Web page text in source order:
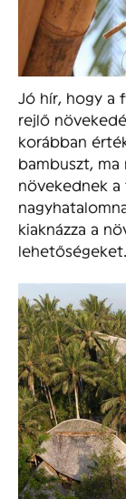
Jó hír, hogy a
rejlő
korábban
bambuszt,
növekednek
kiaknázza a
lehetőségeket.